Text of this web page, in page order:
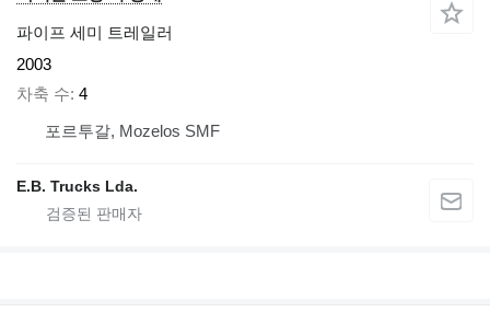
파이프 세미 트레일러
2003
차축 수 4
포르투갈, Mozelos SMF
E.B. Trucks Lda.